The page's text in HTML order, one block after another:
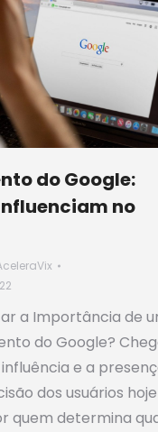
do Google:
no
a Importância de
do Google?
e a
dos usuários
quem determina